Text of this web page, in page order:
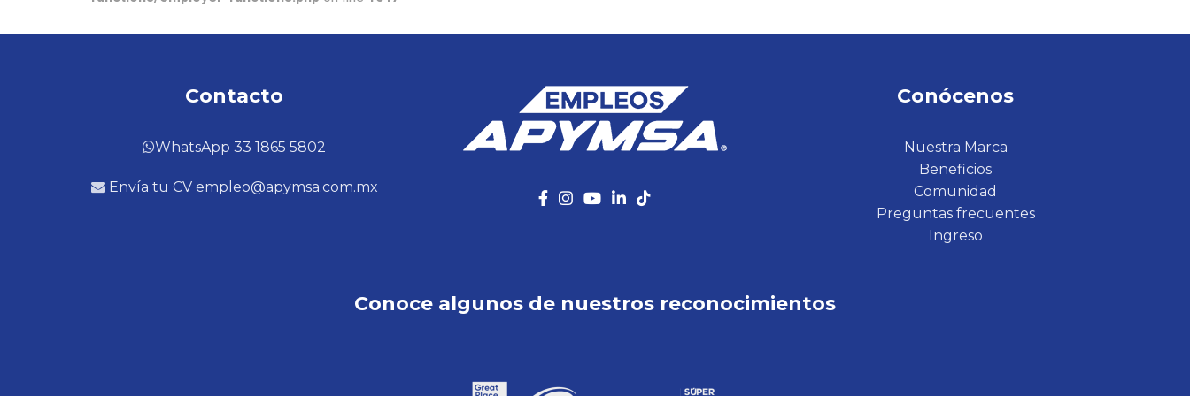
Contacto
WhatsApp 33 1865 5802
Envía tu CV empleo@apymsa.com.mx
Conócenos
Nuestra Marca
Beneficios
Comunidad
Preguntas frecuentes
Ingreso
Conoce algunos de nuestros reconocimientos